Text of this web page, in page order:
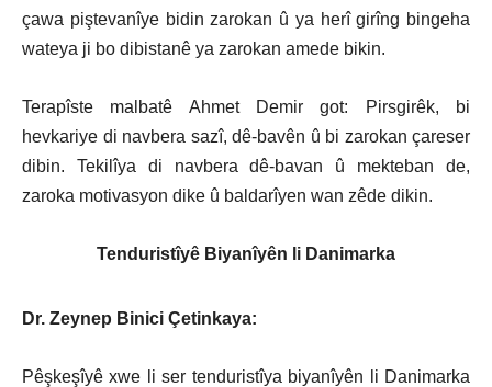
çawa piştevanîye bidin zarokan û ya herî girîng bingeha
wateya ji bo dibistanê ya zarokan amede bikin.
Terapîste malbatê Ahmet Demir got: Pirsgirêk, bi
hevkariye di navbera sazî, dê-bavên û bi zarokan çareser
dibin. Tekilîya di navbera dê-bavan û mekteban de,
zaroka motivasyon dike û baldarîyen wan zêde dikin.
Tenduristîyê Biyanîyên li Danimarka
Dr. Zeynep Binici Çetinkaya:
Pêşkeşîyê xwe li ser tenduristîya biyanîyên li Danimarka